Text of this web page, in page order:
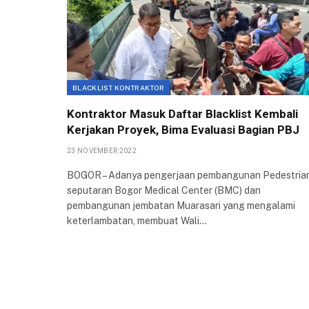
BLACKLIST KONTRAKTOR
Kontraktor Masuk Daftar Blacklist Kembali
Kerjakan Proyek, Bima Evaluasi Bagian PBJ
23 NOVEMBER 2022
BOGOR – Adanya pengerjaan pembangunan
seputaran Bogor Medical Center (BMC) dan
pembangunan jembatan Muarasari yang mengalami
keterlambatan, membuat Wali…